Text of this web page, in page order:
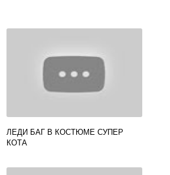
ЛЕДИ БАГ В КОСТЮМЕ СУПЕР
КОТА